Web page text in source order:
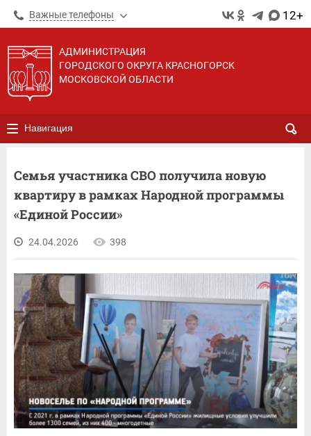
Важные телефоны 12+
АДМИНИСТРАЦИЯ
ГОРОДСКОГО ОКРУГА КРАСНОГОРСК
МОСКОВСКОЙ ОБЛАСТИ
Навигация
Семья участника СВО получила новую
квартиру в рамках Народной программы
«Единой России»
24.04.2026 398